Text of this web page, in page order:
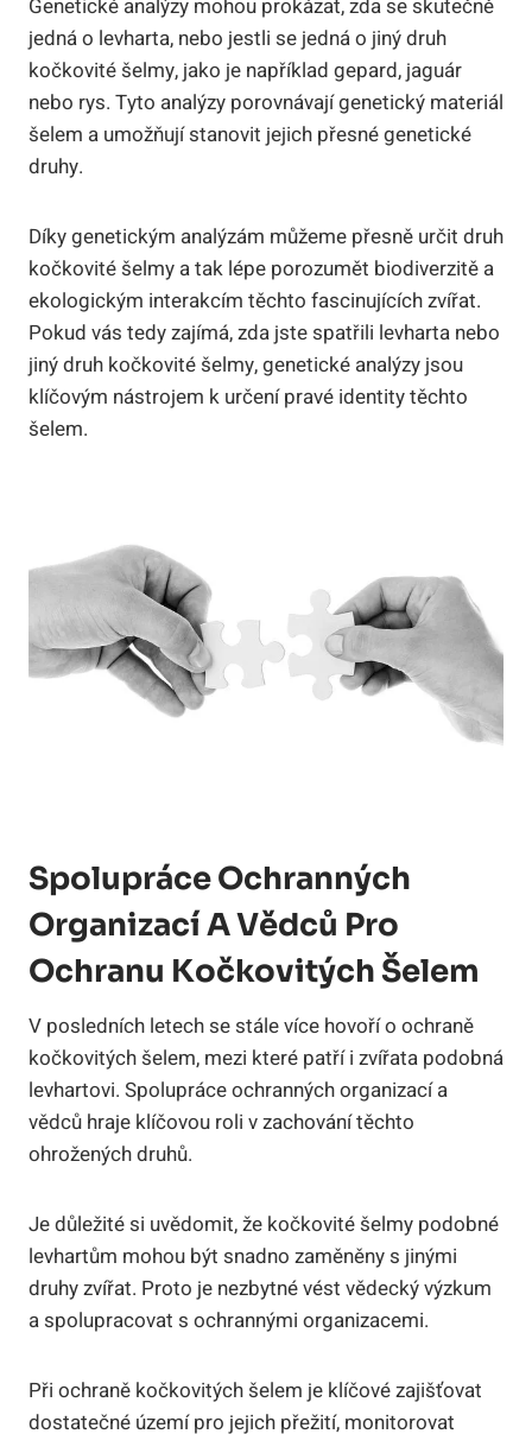
Genetické analýzy mohou prokázat, zda se skutečně
jedná o levharta, nebo jestli se jedná o jiný druh
kočkovité šelmy, jako je například gepard, jaguár
nebo rys. Tyto analýzy porovnávají genetický materiál
šelem a umožňují stanovit jejich přesné genetické
druhy.
Díky genetickým analýzám můžeme přesně určit druh
kočkovité šelmy a tak lépe porozumět biodiverzitě a
ekologickým interakcím těchto fascinujících zvířat.
Pokud vás tedy zajímá, zda jste spatřili levharta nebo
jiný druh kočkovité šelmy, genetické analýzy jsou
klíčovým nástrojem k určení pravé identity těchto
šelem.
Spolupráce Ochranných
Organizací A Vědců Pro
Ochranu Kočkovitých Šelem
V posledních letech se stále více hovoří o ochraně
kočkovitých šelem, mezi které patří i zvířata podobná
levhartovi. Spolupráce ochranných organizací a
vědců hraje klíčovou roli v zachování těchto
ohrožených druhů.
Je důležité si uvědomit, že kočkovité šelmy podobné
levhartům mohou být snadno zaměněny s jinými
druhy zvířat. Proto je nezbytné vést vědecký výzkum
a spolupracovat s ochrannými organizacemi.
Při ochraně kočkovitých šelem je klíčové zajišťovat
dostatečné území pro jejich přežití, monitorovat